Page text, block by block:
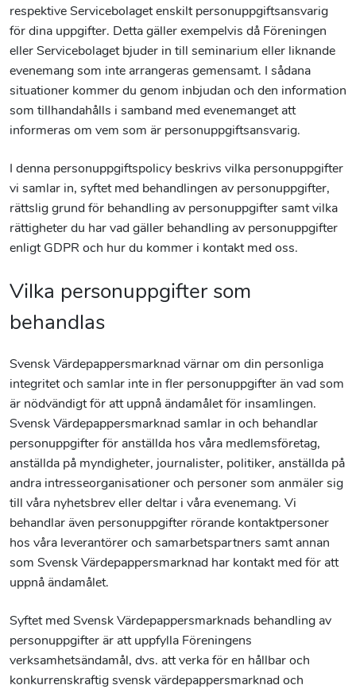
respektive Servicebolaget enskilt personuppgiftsansvarig
för dina uppgifter. Detta gäller exempelvis då Föreningen
eller Servicebolaget bjuder in till seminarium eller liknande
evenemang som inte arrangeras gemensamt. I sådana
situationer kommer du genom inbjudan och den information
som tillhandahålls i samband med evenemanget att
informeras om vem som är personuppgiftsansvarig.
I denna personuppgiftspolicy beskrivs vilka personuppgifter
vi samlar in, syftet med behandlingen av personuppgifter,
rättslig grund för behandling av personuppgifter samt vilka
rättigheter du har vad gäller behandling av personuppgifter
enligt GDPR och hur du kommer i kontakt med oss.
Vilka personuppgifter som
behandlas
Svensk Värdepappersmarknad värnar om din personliga
integritet och samlar inte in fler personuppgifter än vad som
är nödvändigt för att uppnå ändamålet för insamlingen.
Svensk Värdepappersmarknad samlar in och behandlar
personuppgifter för anställda hos våra medlemsföretag,
anställda på myndigheter, journalister, politiker, anställda på
andra intresseorganisationer och personer som anmäler sig
till våra nyhetsbrev eller deltar i våra evenemang. Vi
behandlar även personuppgifter rörande kontaktpersoner
hos våra leverantörer och samarbetspartners samt annan
som Svensk Värdepappersmarknad har kontakt med för att
uppnå ändamålet.
Syftet med Svensk Värdepappersmarknads behandling av
personuppgifter är att uppfylla Föreningens
verksamhetsändamål, dvs. att verka för en hållbar och
konkurrenskraftig svensk värdepappersmarknad och